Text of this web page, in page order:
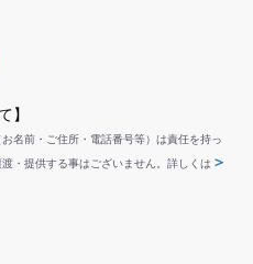
】
名前・ご住所・電話番号等）は責任を持っ
・提供する事はございません。詳しくは ＞